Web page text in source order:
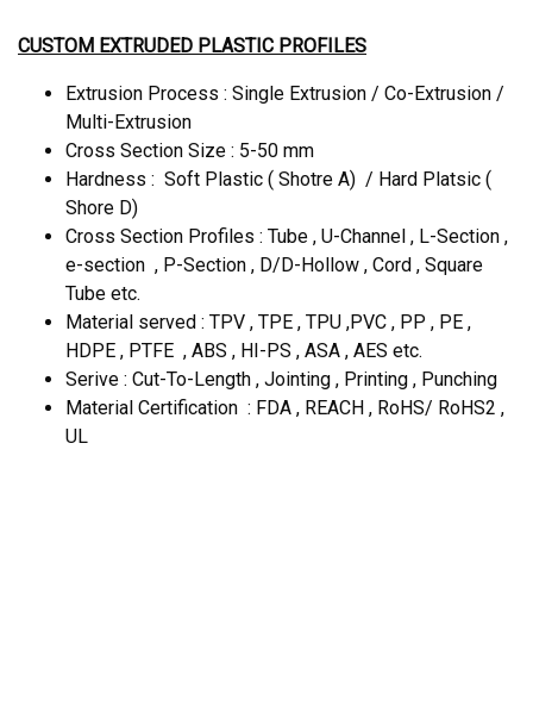
CUSTOM EXTRUDED PLASTIC PROFILES
Extrusion Process : Single Extrusion / Co-Extrusion /
Multi-Extrusion
Cross Section Size : 5-50 mm
Hardness : Soft Plastic ( Shotre A) / Hard Platsic (
Shore D)
Cross Section Profiles : Tube , U-Channel , L-Section ,
e-section , P-Section , D/D-Hollow , Cord , Square
Tube etc.
Material served : TPV , TPE , TPU ,PVC , PP , PE ,
HDPE , PTFE , ABS , HI-PS , ASA , AES etc.
Serive : Cut-To-Length , Jointing , Printing , Punching
Material Certification : FDA , REACH , RoHS/ RoHS2 ,
UL